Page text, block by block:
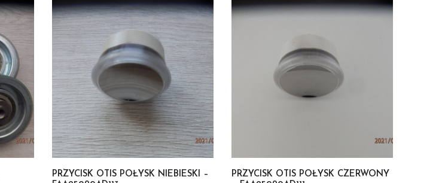
PRZYCISK OTIS POŁYSK NIEBIESKI –
PRZYCISK OTIS POŁYSK CZERWONY